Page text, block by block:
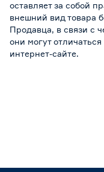
оставляет за собой
внешний вид товара
Продавца, в связи с
они могут
интернет-сайте.